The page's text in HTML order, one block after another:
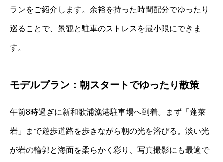
ランをご紹介します。余裕を持った時間配分でゆったり
巡ることで、景観と駐車のストレスを最小限にできま
す。
モデルプラン：朝スタートでゆったり散策
午前8時過ぎに新和歌浦漁港駐車場へ到着。まず「蓬莱
岩」まで遊歩道路を歩きながら朝の光を浴びる。淡い光
が岩の輪郭と海面を柔らかく彩り、写真撮影にも最適で